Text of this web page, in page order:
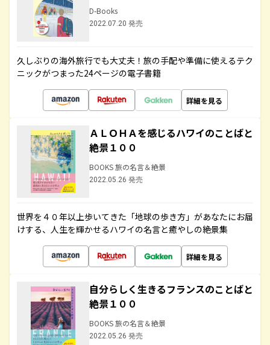
D-Books
2022.07.20 発売
久しぶりの海外旅行でも大丈夫！旅の手配や準備に使えるテク
ニックがつまった24ページの電子書籍
詳細を見る
ＡＬＯＨＡを感じるハワイのことばと
絶景１００
BOOKS 旅の名言＆絶景
2022.05.26 発売
世界を４０年以上歩いてきた「地球の歩き方」があなたにお届
けする、人生を輝かせるハワイの名言と癒やしの絶景集
詳細を見る
自分らしく生きるフランスのことばと
絶景１００
BOOKS 旅の名言＆絶景
2022.05.26 発売